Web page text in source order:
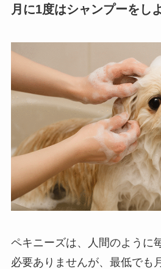
月に1度はシャンプーをし
ペキニーズは、人間のように
必要ありませんが、最低でも